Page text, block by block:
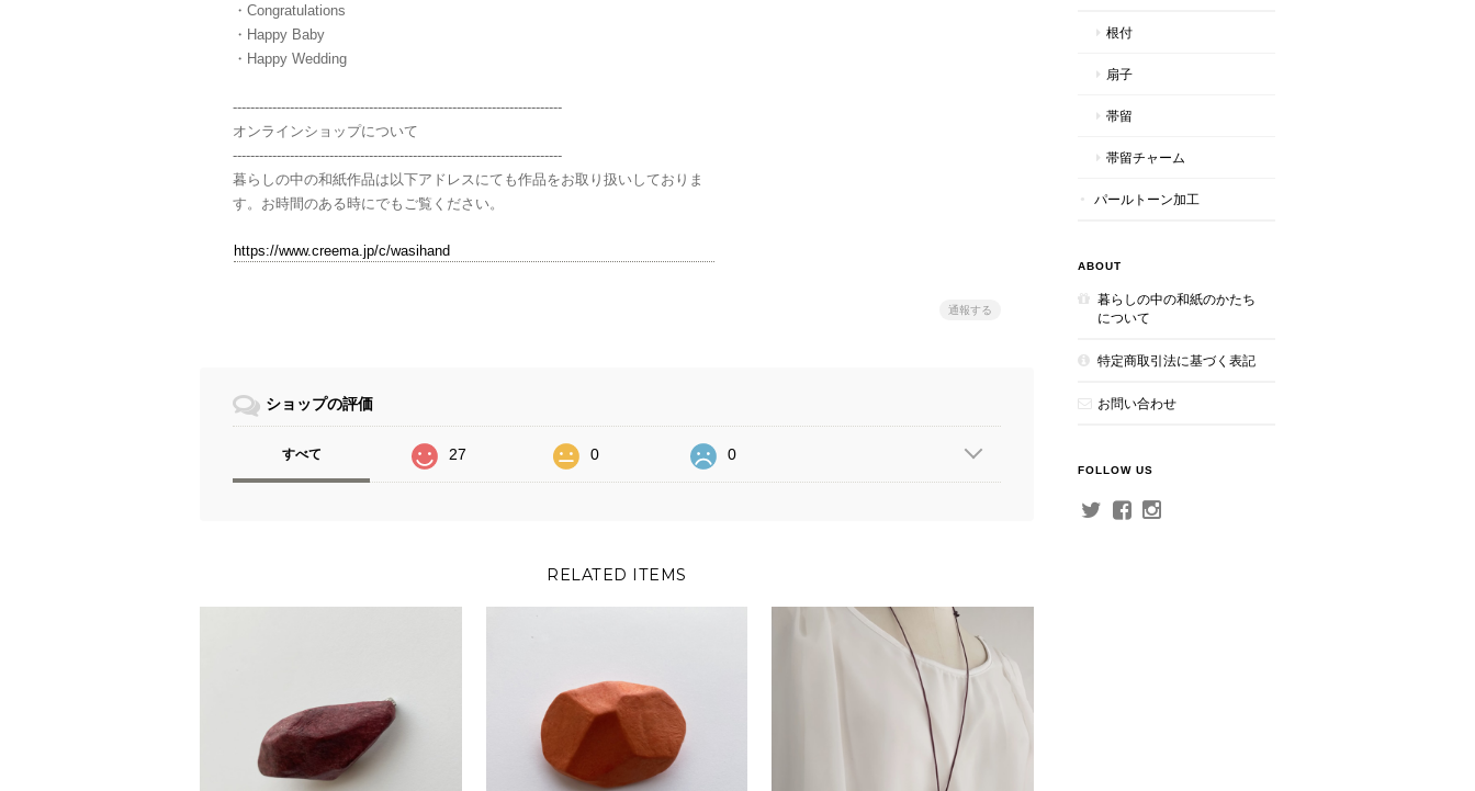
・Congratulations
・Happy Baby
・Happy Wedding
---------------------------------------------------------------------------
オンラインショップについて
---------------------------------------------------------------------------
暮らしの中の和紙作品は以下アドレスにても作品をお取り扱いしておりま
す。お時間のある時にでもご覧ください。
https://www.creema.jp/c/wasihand
通報する
ショップの評価
すべて 27 0 0
RELATED ITEMS
根付
扇子
帯留
帯留チャーム
パールトーン加工
ABOUT
暮らしの中の和紙のかたち
について
特定商取引法に基づく表記
お問い合わせ
FOLLOW US